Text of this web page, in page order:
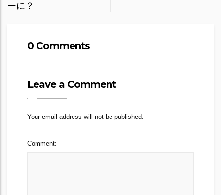
ーに？
0 Comments
Leave a Comment
Your email address will not be published.
Comment: